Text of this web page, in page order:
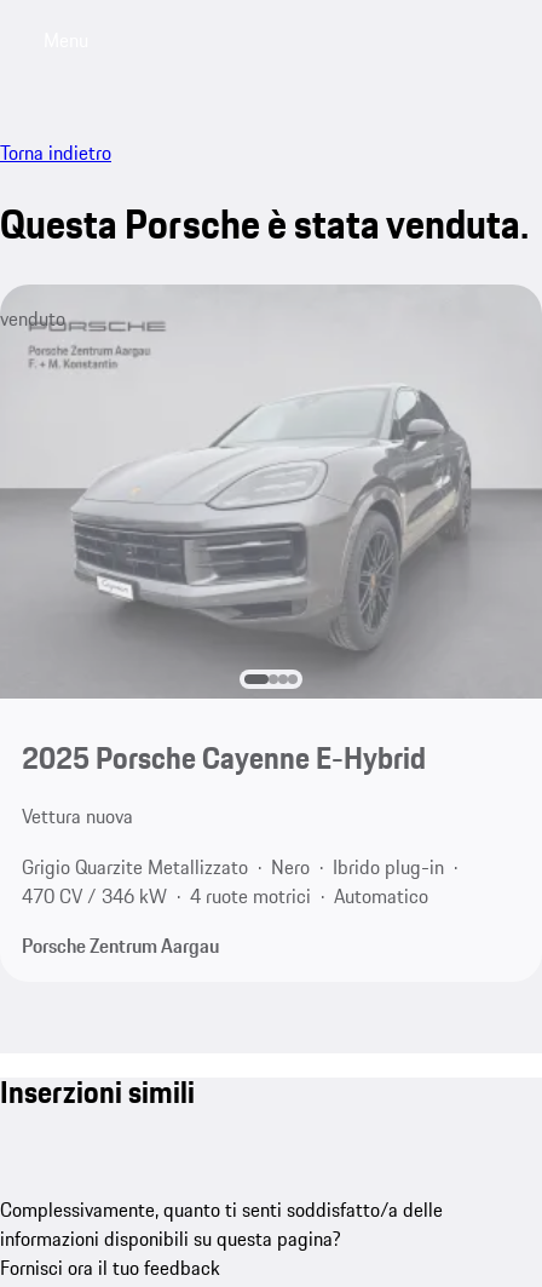
Torna indietro
Questa Porsche è stata venduta.
venduto
2025 Porsche Cayenne E-Hybrid
Vettura nuova
Grigio Quarzite Metallizzato
Nero
Ibrido plug-in
470 CV / 346 kW
4 ruote motrici
Automatico
Porsche Zentrum Aargau
Inserzioni simili
Complessivamente, quanto ti senti soddisfatto/a delle
informazioni disponibili su questa pagina?
Fornisci ora il tuo feedback